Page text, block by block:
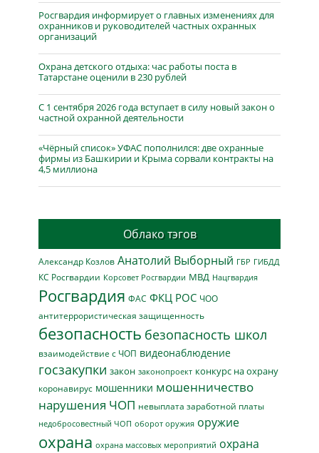
Росгвардия информирует о главных изменениях для
охранников и руководителей частных охранных
организаций
Охрана детского отдыха: час работы поста в
Татарстане оценили в 230 рублей
С 1 сентября 2026 года вступает в силу новый закон о
частной охранной деятельности
«Чёрный список» УФАС пополнился: две охранные
фирмы из Башкирии и Крыма сорвали контракты на
4,5 миллиона
Облако тэгов
Александр Козлов Анатолий Выборный ГБР ГИБДД
КС Росгвардии Корсовет Росгвардии МВД Нацгвардия
Росгвардия ФАС ФКЦ РОС ЧОО
антитеррористическая защищенность
безопасность безопасность школ
взаимодействие с ЧОП видеонаблюдение
госзакупки закон законопроект конкурс на охрану
коронавирус мошенники мошенничество
нарушения ЧОП невыплата заработной платы
недобросовестный ЧОП оборот оружия оружие
охрана охрана массовых мероприятий охрана